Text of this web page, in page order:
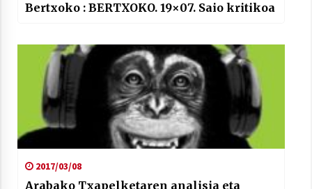
Bertxoko : BERTXOKO. 19×07. Saio kritikoa
2017/03/08
Arabako Txapelketaren analisia eta